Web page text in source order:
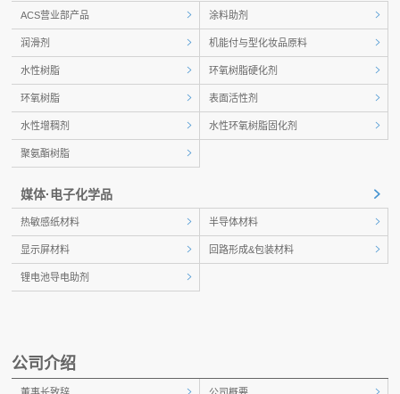
ACS营业部产品 涂料助剂
润滑剂 机能付与型化妆品原料
水性树脂 环氧树脂硬化剂
环氧树脂 表面活性剂
水性增稠剂 水性环氧树脂固化剂
聚氨酯树脂
媒体·电子化学品
热敏感纸材料 半导体材料
显示屏材料 回路形成&包装材料
锂电池导电助剂
公司介绍